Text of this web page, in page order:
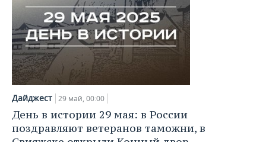
Дайджест 29 май, 00:00
День в истории 29 мая: в России
поздравляют ветеранов таможни, в